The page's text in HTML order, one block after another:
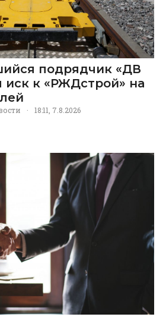
подрядчик «ДВ
иск к «РЖДстрой» на
· 18:11, 7.8.2026